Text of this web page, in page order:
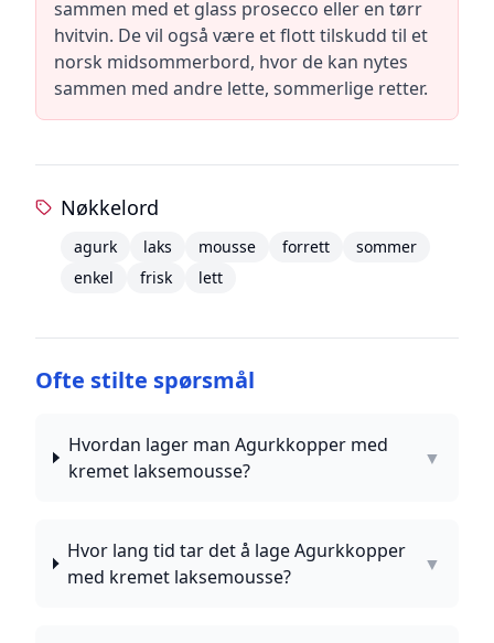
sammen med et glass prosecco eller en tørr
hvitvin. De vil også være et flott tilskudd til et
norsk midsommerbord, hvor de kan nytes
sammen med andre lette, sommerlige retter.
Nøkkelord
agurk laks mousse forrett
sommer
enkel
frisk lett
Ofte stilte spørsmål
Hvordan lager man Agurkkopper med
kremet laksemousse?
▼
Hvor lang tid tar det å lage Agurkkopper
med kremet laksemousse?
▼